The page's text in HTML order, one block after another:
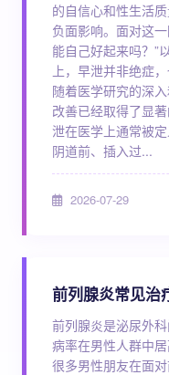
的自信心和性生活
负面影响。面对这
能自己好起来吗？”
上，早泄并非绝症
随着医学研究的深
改善已经取得了显
泄在医学上通常被
阴道前、插入过...
2026-07-29
前列腺炎常见治
前列腺炎是泌尿外
病率在男性人群中
很多男性朋友在面